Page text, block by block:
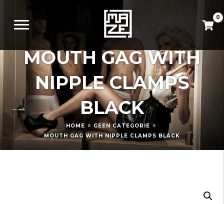
0
MOUTH GAG WITH
NIPPLE CLAMPS
BLACK
HOME » GEEN CATEGORIE »
MOUTH GAG WITH NIPPLE CLAMPS BLACK